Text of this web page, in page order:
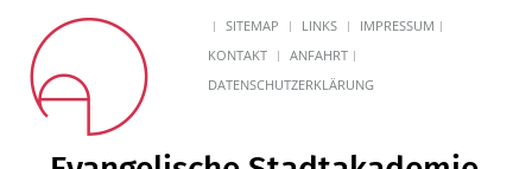
SITEMAP LINKS
IMPRESSUM
KONTAKT
ANFAHRT
DATENSCHUTZERKLÄRUNG